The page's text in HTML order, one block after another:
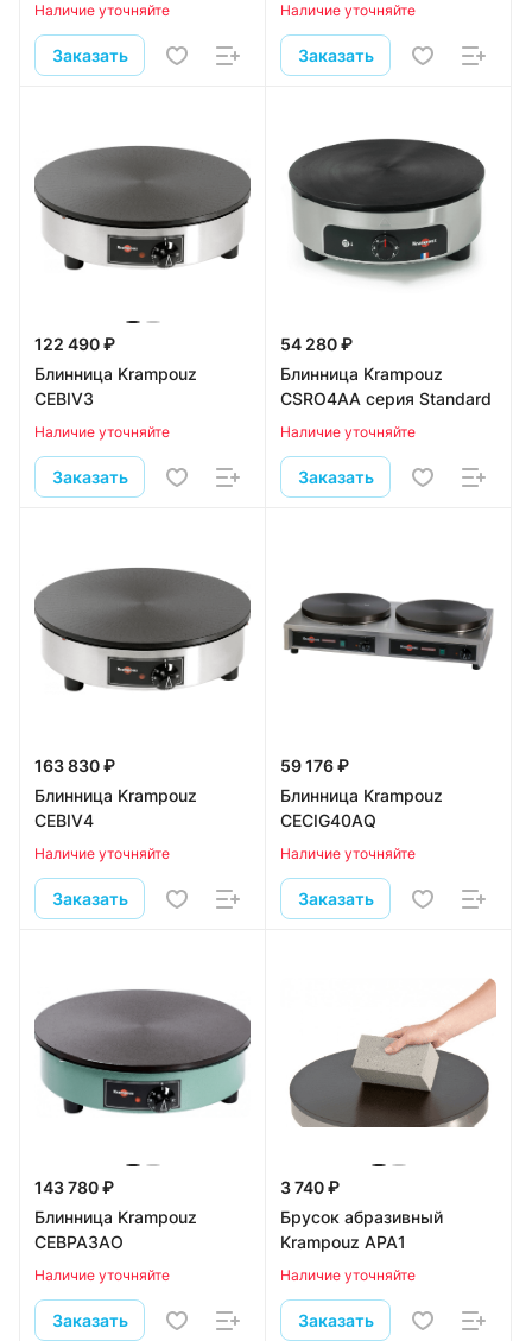
Наличие уточняйте
Заказать
Наличие уточняйте
Заказать
122 490 ₽
Блинница Krampouz
CEBIV3
Наличие уточняйте
Заказать
54 280 ₽
Блинница Krampouz
CSRO4AA серия Standard
Наличие уточняйте
Заказать
163 830 ₽
Блинница Krampouz
CEBIV4
Наличие уточняйте
Заказать
59 176 ₽
Блинница Krampouz
CECIG40AQ
Наличие уточняйте
Заказать
143 780 ₽
Блинница Krampouz
CEBPA3AO
Наличие уточняйте
Заказать
3 740 ₽
Брусок абразивный
Krampouz APA1
Наличие уточняйте
Заказать